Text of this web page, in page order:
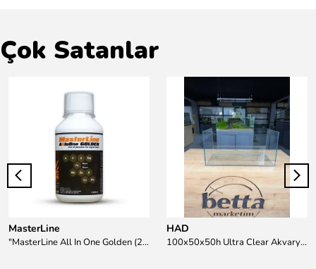
Çok Satanlar
MasterLine
"MasterLine All In One Golden (200 ml) Daha yüksek zorluk derecesine sahip bitkiler için Özel formül Tam Besin "
HAD
100x50x50h Ultra Clear Akvaryum 10mm 90derece Birleşim /Sadece Otobüs Kargosu ile Gönderim Yapılır !